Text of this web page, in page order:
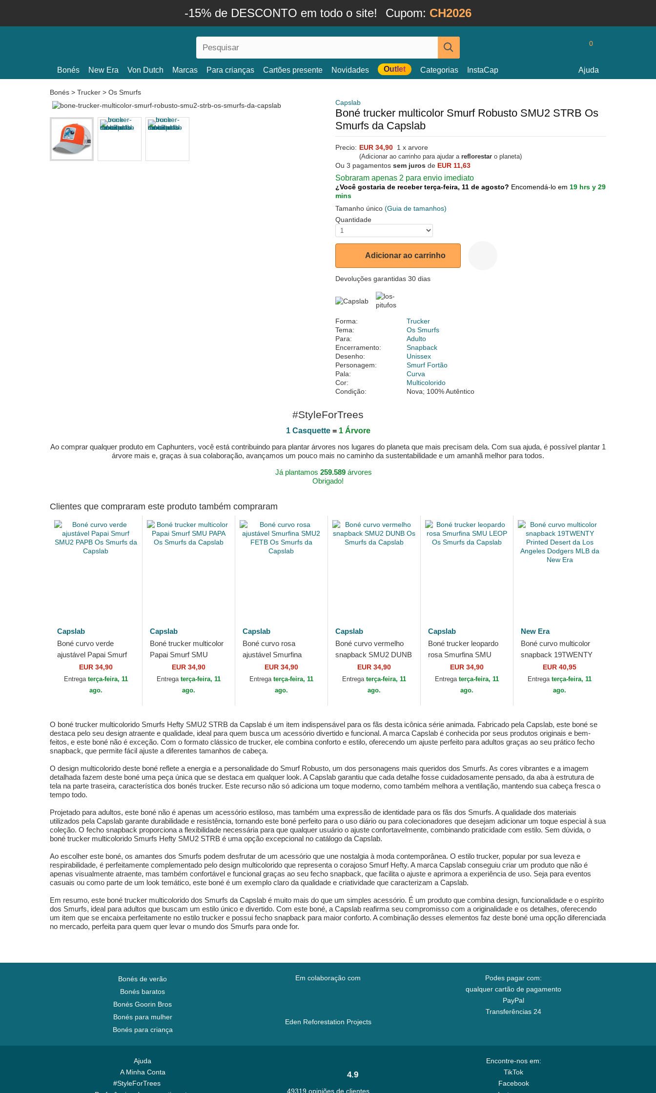
-15% de DESCONTO em todo o site! Cupom: CH2026
0
Bonés New Era Von Dutch Marcas Para crianças Cartões presente Novidades Outlet Categorias InstaCap Ajuda
Bonés > Trucker > Os Smurfs
Capslab
Boné trucker multicolor Smurf Robusto SMU2 STRB Os
Smurfs da Capslab
Precio: EUR 34,90 1 x arvore
(Adicionar ao carrinho para ajudar a reflorestar o planeta)
Ou 3 pagamentos sem juros de EUR 11,63
Sobraram apenas 2 para envio imediato
¿Você gostaria de receber terça-feira, 11 de agosto? Encomendá-lo em 19 hrs y 29
mins
Tamanho único (Guia de tamanhos)
Quantidade
Adicionar ao carrinho
Devoluções garantidas 30 dias
Forma:
Trucker
Tema:
Os Smurfs
Para:
Adulto
Encerramento:
Snapback
Desenho:
Unissex
Personagem:
Smurf Fortão
Pala:
Curva
Cor:
Multicolorido
Condição:
Nova; 100% Autêntico
#StyleForTrees
1 Casquette= 1 Árvore
Ao comprar qualquer produto em Caphunters, você está contribuindo para plantar árvores nos lugares do planeta que mais precisam dela. Com sua ajuda, é possível plantar 1
árvore mais e, graças à sua colaboração, avançamos um pouco mais no caminho da sustentabilidade e um amanhã melhor para todos.
Já plantamos 259.589árvores
Obrigado!
Clientes que compraram este produto também compraram
Capslab
Boné curvo verde
ajustável Papai Smurf
SMU2 PAPB Os
Smurfs da Capslab
EUR 34,90
Entrega terça-feira, 11
ago.
Capslab
Boné trucker multicolor
Papai Smurf SMU
PAPA Os Smurfs da
Capslab
EUR 34,90
Entrega terça-feira, 11
ago.
Capslab
Boné curvo rosa
ajustável Smurfina
SMU2 FETB Os
Smurfs da Capslab
EUR 34,90
Entrega terça-feira, 11
ago.
Capslab
Boné curvo vermelho
snapback SMU2 DUNB
Os Smurfs da Capslab
EUR 34,90
Entrega terça-feira, 11
ago.
Capslab
Boné trucker leopardo
rosa Smurfina SMU
LEOP Os Smurfs da
Capslab
EUR 34,90
Entrega terça-feira, 11
ago.
New Era
Boné curvo multicolor
snapback 19TWENTY
Printed Desert da Los
Angeles Dodgers MLB
da New Era
EUR 40,95
Entregaterça-feira, 11
ago.
O boné trucker multicolorido Smurfs Hefty SMU2 STRB da Capslab é um item indispensável para os fãs desta icônica série animada. Fabricado pela Capslab, este boné se
destaca pelo seu design atraente e qualidade, ideal para quem busca um acessório divertido e funcional. A marca Capslab é conhecida por seus produtos originais e bem-
feitos, e este boné não é exceção. Com o formato clássico de trucker, ele combina conforto e estilo, oferecendo um ajuste perfeito para adultos graças ao seu prático fecho
snapback, que permite fácil ajuste a diferentes tamanhos de cabeça.
O design multicolorido deste boné reflete a energia e a personalidade do Smurf Robusto, um dos personagens mais queridos dos Smurfs. As cores vibrantes e a imagem
detalhada fazem deste boné uma peça única que se destaca em qualquer look. A Capslab garantiu que cada detalhe fosse cuidadosamente pensado, da aba à estrutura de
tela na parte traseira, característica dos bonés trucker. Este recurso não só adiciona um toque moderno, como também melhora a ventilação, mantendo sua cabeça fresca o
tempo todo.
Projetado para adultos, este boné não é apenas um acessório estiloso, mas também uma expressão de identidade para os fãs dos Smurfs. A qualidade dos materiais
utilizados pela Capslab garante durabilidade e resistência, tornando este boné perfeito para o uso diário ou para colecionadores que desejam adicionar um toque especial à sua
coleção. O fecho snapback proporciona a flexibilidade necessária para que qualquer usuário o ajuste confortavelmente, combinando praticidade com estilo. Sem dúvida, o
boné trucker multicolorido Smurfs Hefty SMU2 STRB é uma opção excepcional no catálogo da Capslab.
Ao escolher este boné, os amantes dos Smurfs podem desfrutar de um acessório que une nostalgia à moda contemporânea. O estilo trucker, popular por sua leveza e
respirabilidade, é perfeitamente complementado pelo design multicolorido que representa o corajoso Smurf Hefty. A marca Capslab conseguiu criar um produto que não é
apenas visualmente atraente, mas também confortável e funcional graças ao seu fecho snapback, que facilita o ajuste e aprimora a experiência de uso. Seja para eventos
casuais ou como parte de um look temático, este boné é um exemplo claro da qualidade e criatividade que caracterizam a Capslab.
Em resumo, este boné trucker multicolorido dos Smurfs da Capslab é muito mais do que um simples acessório. É um produto que combina design, funcionalidade e o espírito
dos Smurfs, ideal para adultos que buscam um estilo único e divertido. Com este boné, a Capslab reafirma seu compromisso com a originalidade e os detalhes, oferecendo
um item que se encaixa perfeitamente no estilo trucker e possui fecho snapback para maior conforto. A combinação desses elementos faz deste boné uma opção diferenciada
no mercado, perfeita para quem quer levar o mundo dos Smurfs para onde for.
Bonés de verão
Bonés baratos
Bonés Goorin Bros
Bonés para mulher
Bonés para criança
Em colaboração com
Eden Reforestation Projects
Podes pagar com:
qualquer cartão de pagamento
PayPal
Transferências 24
Ajuda
A Minha Conta
#StyleForTrees
Encontre-nos em:
TikTok
Facebook
4.9
49319 opiniões de clientes